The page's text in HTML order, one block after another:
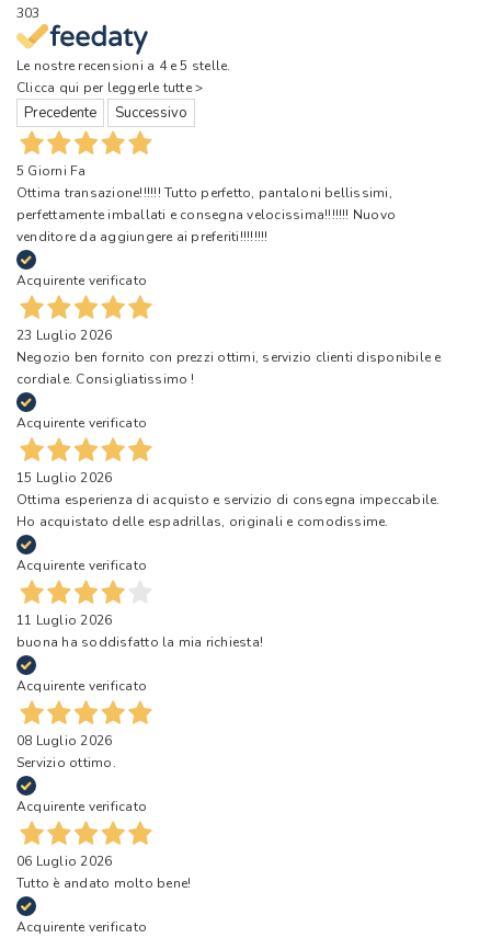
303
Le nostre recensioni a 4 e 5 stelle.
Clicca qui per leggerle tutte >
Precedente Successivo
5 Giorni Fa
Ottima transazione!!!!!! Tutto perfetto, pantaloni bellissimi,
perfettamente imballati e consegna velocissima!!!!!!! Nuovo
venditore da aggiungere ai preferiti!!!!!!!!
Acquirente verificato
23 Luglio 2026
Negozio ben fornito con prezzi ottimi, servizio clienti disponibile e
cordiale. Consigliatissimo !
Acquirente verificato
15 Luglio 2026
Ottima esperienza di acquisto e servizio di consegna impeccabile.
Ho acquistato delle espadrillas, originali e comodissime.
Acquirente verificato
11 Luglio 2026
buona ha soddisfatto la mia richiesta!
Acquirente verificato
08 Luglio 2026
Servizio ottimo.
Acquirente verificato
06 Luglio 2026
Tutto è andato molto bene!
Acquirente verificato